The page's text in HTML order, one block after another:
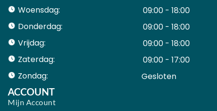
Woensdag:
09:00 - 18:00
Donderdag:
09:00 - 18:00
Vrijdag:
09:00 - 18:00
Zaterdag:
09:00 - 17:00
Zondag:
Gesloten ​ ​ ​ ​ ​ ​ ​
ACCOUNT
Mijn Account